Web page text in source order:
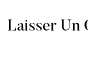
Laisser Un